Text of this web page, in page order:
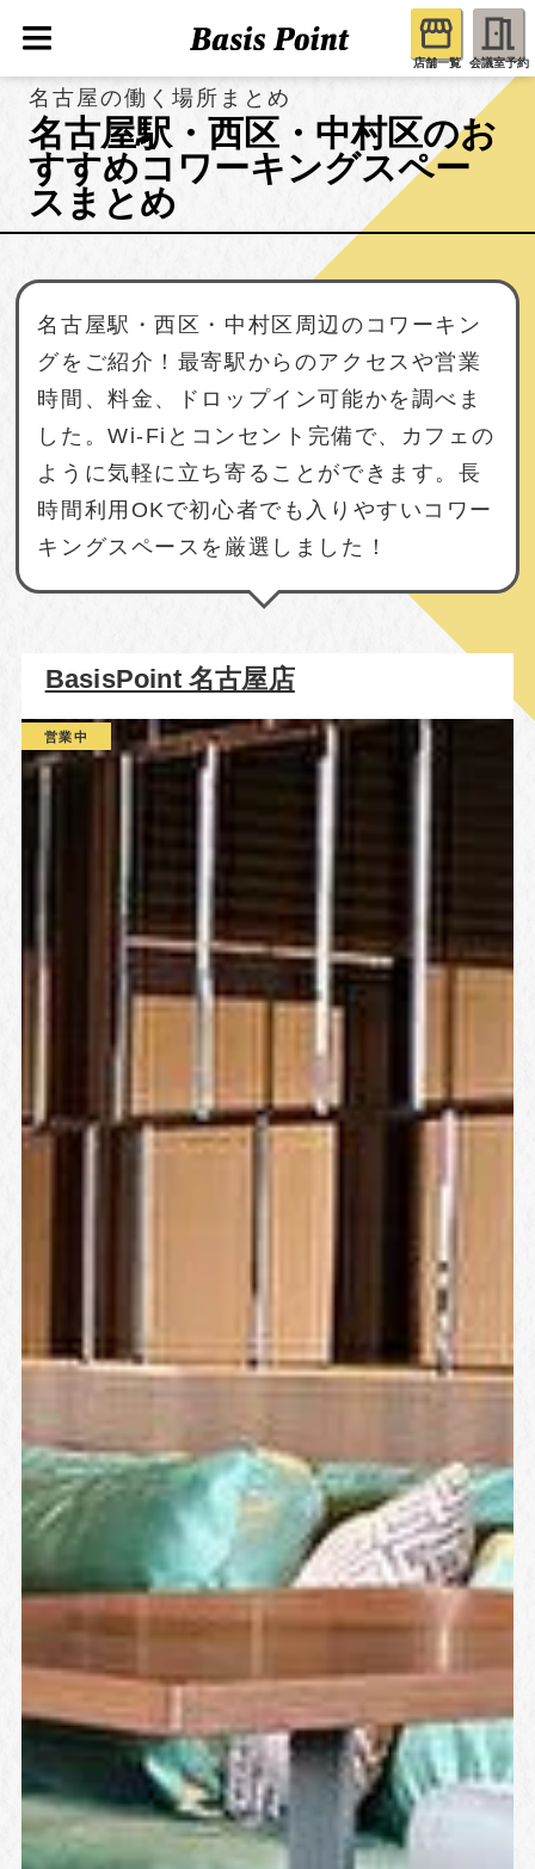
店舗一覧 会議室予約
名古屋の働く場所まとめ
名古屋駅・西区・中村区のお
すすめコワーキングスペー
スまとめ
名古屋駅・西区・中村区周辺のコワーキン
グをご紹介！最寄駅からのアクセスや営業
時間、料金、ドロップイン可能かを調べま
した。Wi-Fiとコンセント完備で、カフェの
ように気軽に立ち寄ることができます。長
時間利用OKで初心者でも入りやすいコワー
キングスペースを厳選しました！
BasisPoint 名古屋店
営業中